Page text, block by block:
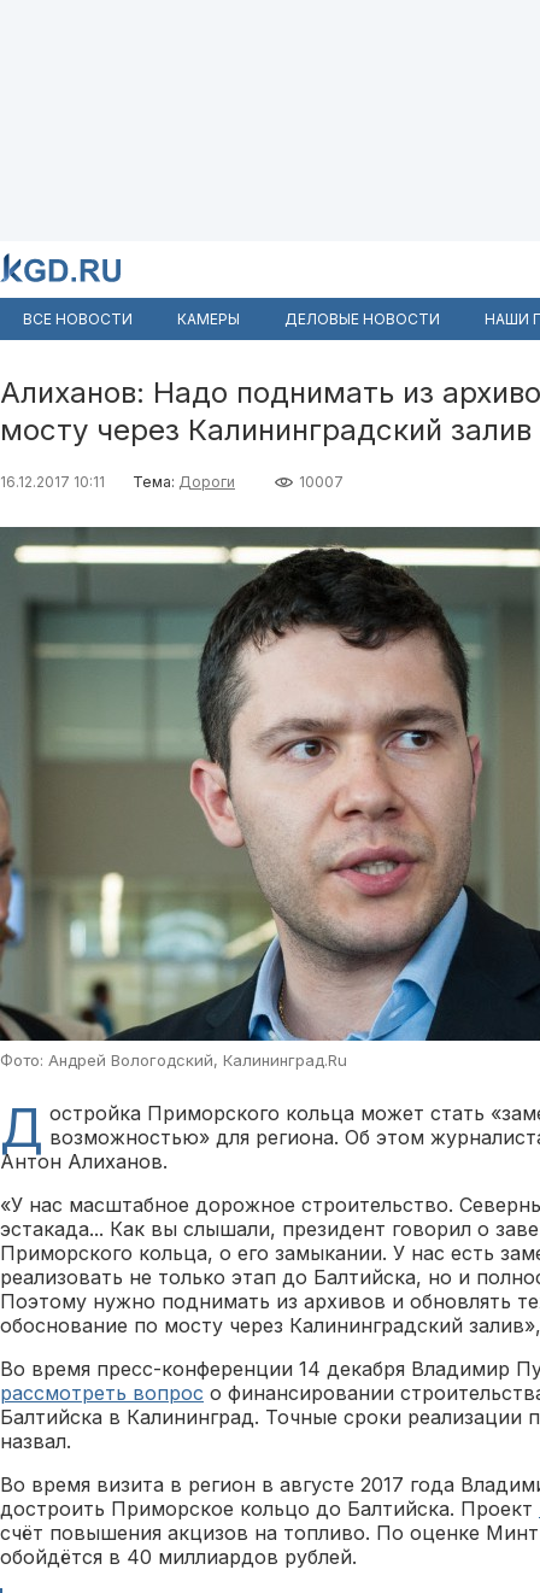
ВСЕ НОВОСТИ КАМЕРЫ ДЕЛОВЫЕ НОВОСТИ НАШИ
Алиханов: Надо поднимать из
мосту через Калининградский залив
16.12.2017 10:11 Тема: Дороги 10007
Фото: Андрей Вологодский, Калининград.Ru
Д остройка Приморского кольца может стать
возможностью» для региона. Об этом
Антон Алиханов.
«У нас масштабное дорожное строительство.
эстакада... Как вы слышали, президент говорил о
Приморского кольца, о его замыкании. У нас есть
реализовать не только этап до Балтийска, но и
Поэтому нужно поднимать из архивов и обновлять
обоснование по мосту через Калининградский
Во время пресс-конференции 14 декабря Владимир
рассмотреть вопрос о финансировании
Балтийска в Калининград. Точные сроки реализации
назвал.
Во время визита в регион в августе 2017 года
достроить Приморское кольцо до Балтийска. Проект
счёт повышения акцизов на топливо. По оценке
обойдётся в 40 миллиардов рублей.